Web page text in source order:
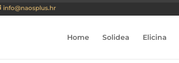
info@naosplus.hr
Home Solidea Elicina